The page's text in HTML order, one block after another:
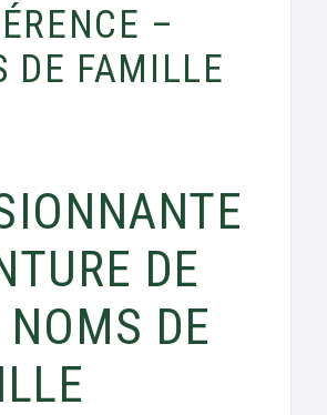
–
DE FAMILLE
DE
DE